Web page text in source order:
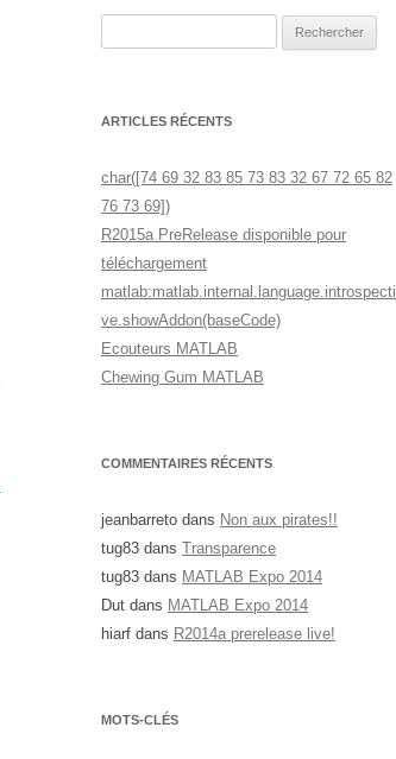
ARTICLES RÉCENTS
char([74 69 32 83 85 73 83 32 67 72 65 82
76 73 69])
R2015a PreRelease disponible pour
téléchargement
matlab:matlab.internal.language.introspecti
ve.showAddon(baseCode)
Ecouteurs MATLAB
Chewing Gum MATLAB
COMMENTAIRES RÉCENTS
jeanbarreto dans Non aux pirates!!
tug83 dans Transparence
tug83 dans MATLAB Expo 2014
Dut dans MATLAB Expo 2014
hiarf dans R2014a prerelease live!
MOTS-CLÉS